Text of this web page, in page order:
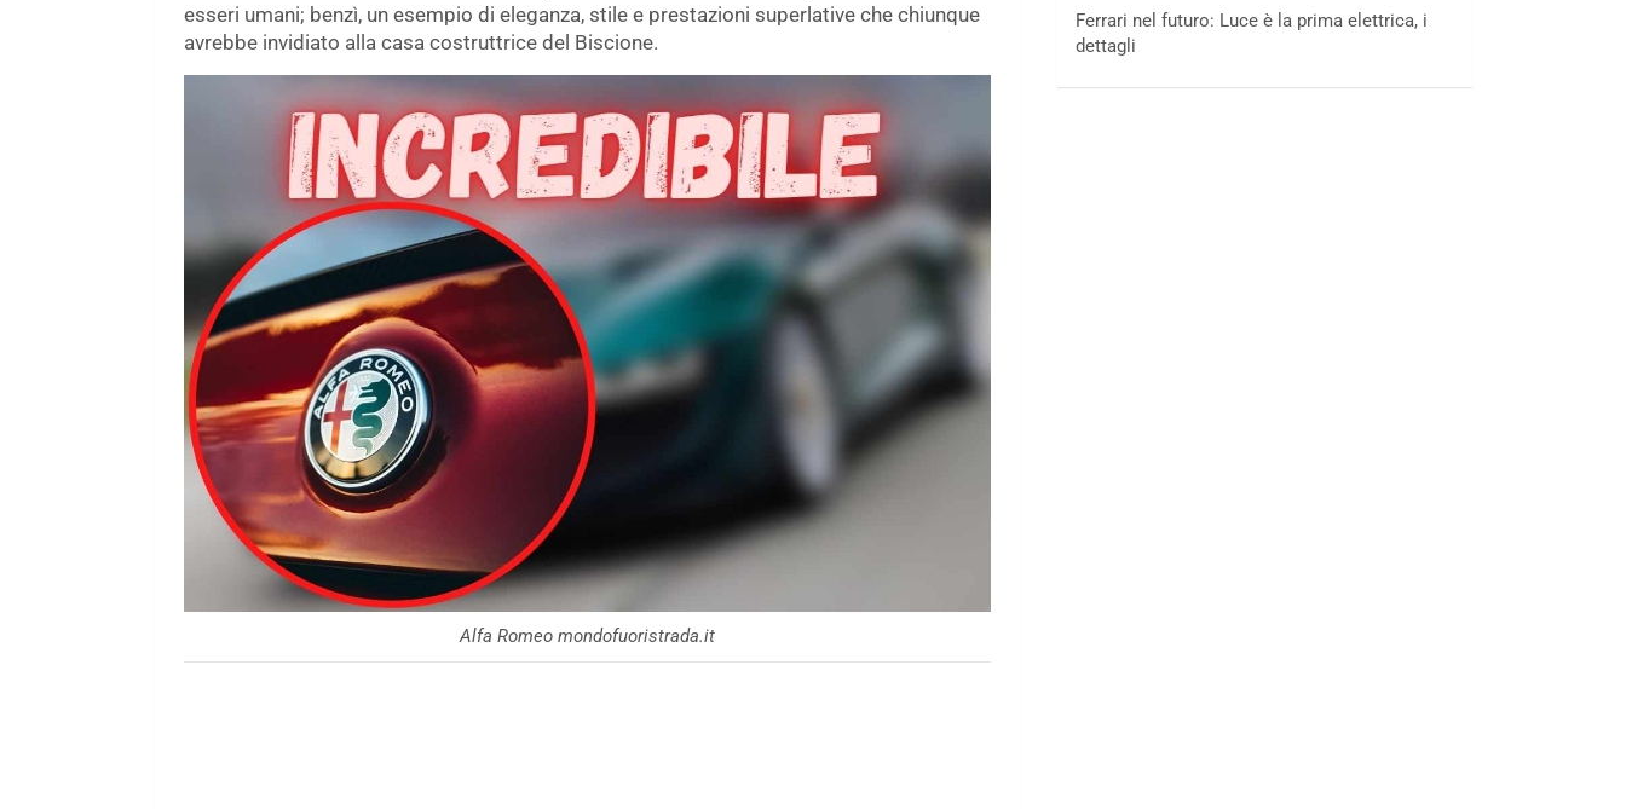
esseri umani; benzì, un esempio di eleganza, stile e prestazioni superlative che chiunque
avrebbe invidiato alla casa costruttrice del Biscione.
Alfa Romeo mondofuoristrada.it
Ferrari nel futuro: Luce è la prima elettrica, i
dettagli